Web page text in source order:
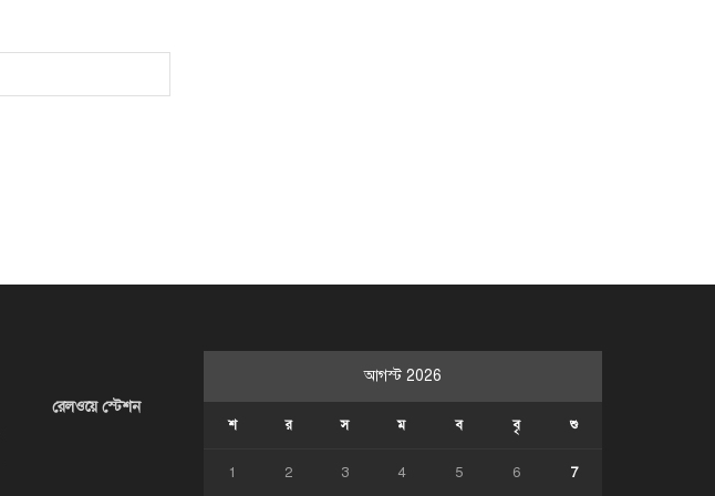
রেলওয়ে স্টেশন
আগস্ট 2026
শ র স ম ব বৃ শু
1 2 3 4 5 6 7